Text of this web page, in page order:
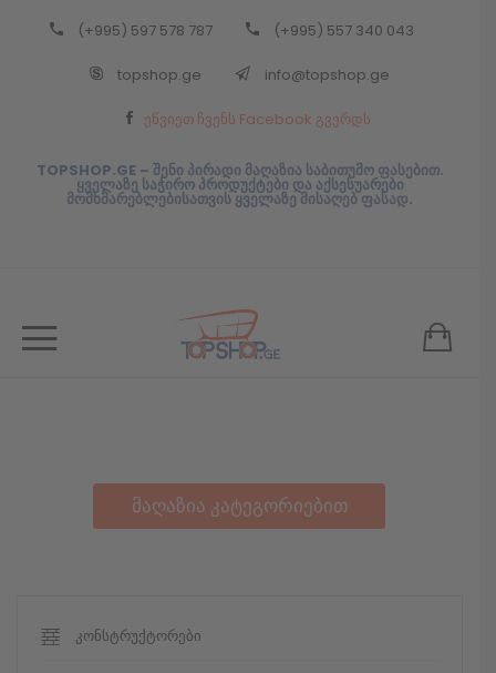
(+995) 597 578 787 (+995) 557 340 043
topshop.ge info@topshop.ge
ეწვიეთ ჩვენს Facebook გვერდს
TOPSHOP.GE – შენი პირადი მაღაზია საბითუმო ფასებით.
ყველაზე საჭირო პროდუქტები და აქსესუარები
მომხმარებლებისათვის ყველაზე მისაღებ ფასად.
მაღაზია კატეგორიებით
კონსტრუქტორები
Back